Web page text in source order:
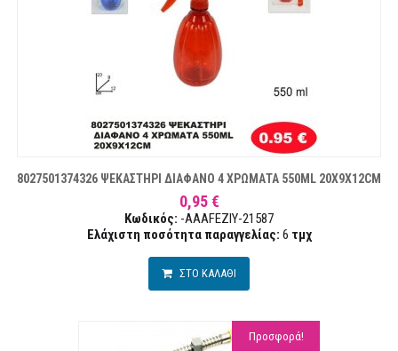
8027501374326 ΨΕΚΑΣΤΗΡΙ ΔΙΑΦΑΝΟ 4 ΧΡΩΜΑΤΑ 550ML 20X9X12CM
0,95 €
Κωδικός: -AAAFEZIY-21587
Ελάχιστη ποσότητα παραγγελίας: 6 τμχ
ΣΤΟ ΚΑΛΑΘΙ
Προσφορά!